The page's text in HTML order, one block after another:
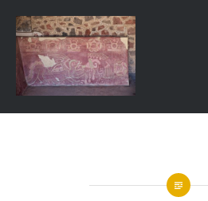
Inhalt
springen
Auslandsschuldienst